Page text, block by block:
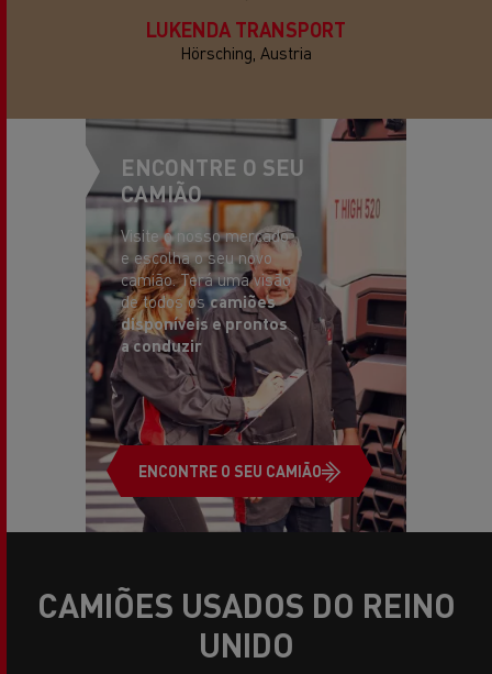
LUKENDA TRANSPORT
Hörsching, Austria
ENCONTRE O SEU
CAMIÃO
Visite o nosso mercado
e escolha o seu novo
camião. Terá uma visão
de todos oscamiões
disponíveis e prontos
a conduzir
ENCONTRE O SEU CAMIÃO
CAMIÕES USADOS DO REINO
UNIDO